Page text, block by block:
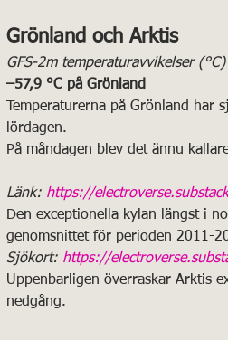
Grönland och Arktis
GFS-2m temperaturavvikelser
–57,9 °C på Grönland
Temperaturerna på Grönland
lördagen.
På måndagen blev det ännu
Länk: https://
Den exceptionella kylan längst i
genomsnittet för perioden 2011-
Sjökort: https://
Uppenbarligen överraskar Arktis
nedgång.